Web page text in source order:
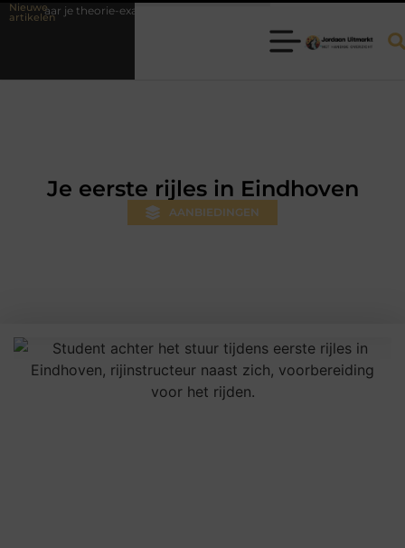
Nieuwe
artikelen
examen Fysiotherapie Hilversum: professionele hulp bij pijn en
Je eerste rijles in Eindhoven
AANBIEDINGEN